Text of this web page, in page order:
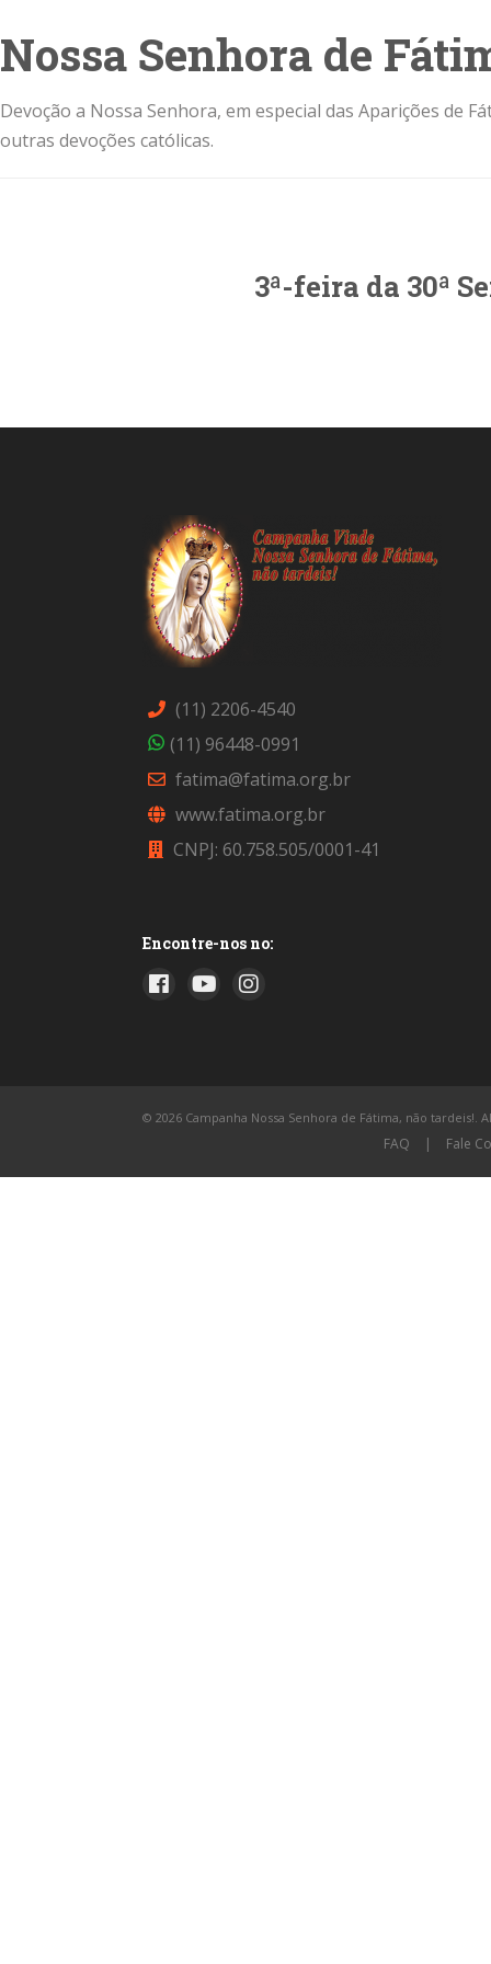
Nossa Senhora de
Devoção a Nossa Senhora, em especial das Aparições de
outras devoções católicas.
3ª-feira da 30ª
(11) 2206-4540
(11) 96448-0991
fatima@fatima.org.br
www.fatima.org.br
CNPJ: 60.758.505/0001-41
Encontre-nos no:
© 2026 Campanha Nossa Senhora de Fátima, não tardeis!.
FAQ | Fale